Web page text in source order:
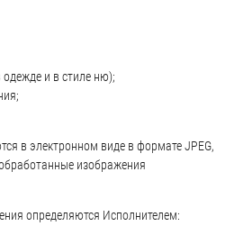
и в стиле ню);
в электронном виде в формате JPEG,
изображения
определяются Исполнителем: